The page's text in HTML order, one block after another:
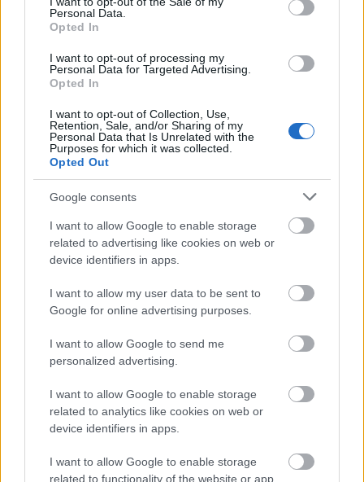
Personal Data.
Opted In
I want to opt-out of processing my
Personal Data for Targeted Advertising.
Opted In
I want to opt-out of Collection, Use,
Retention, Sale, and/or Sharing of my
Personal Data that Is Unrelated with the
Purposes for which it was collected.
Opted Out
Google consents
I want to allow Google to enable storage
related to advertising like cookies on web or
device identifiers in apps.
I want to allow my user data to be sent to
Google for online advertising purposes.
I want to allow Google to send me
personalized advertising.
I want to allow Google to enable storage
related to analytics like cookies on web or
device identifiers in apps.
I want to allow Google to enable storage
related to functionality of the website or app.
BKK KM Építő Kft. Főmterv Mérnöki Tervező Zrt.
Látványos építési szakasz indult be a Flórián téri
felüljárón
A tartós nyári hőség jelentős kihívás elé állítja a KM Építőt,
ennek ellenére folyamatosan halad az aszfaltozás.
Paks II.: Mit jelent az 5. blokk új
mérföldköve a felülvizsgálat
árnyékában?
közelében lévő logisztikai bázis út- és
közműhálózatának fejlesztése
Látlelet a hazai víziközművekről?
Egyetlen, fél évszázados vezetéken